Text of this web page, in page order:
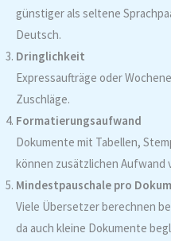
günstiger als seltene
Deutsch.
Dringlichkeit
Expressaufträge oder
Zuschläge.
Formatierungsaufwand
Dokumente mit Tabellen,
können zusätzlichen Aufwand
Mindestpauschale pro
Viele Übersetzer berechnen
da auch kleine Dokumente